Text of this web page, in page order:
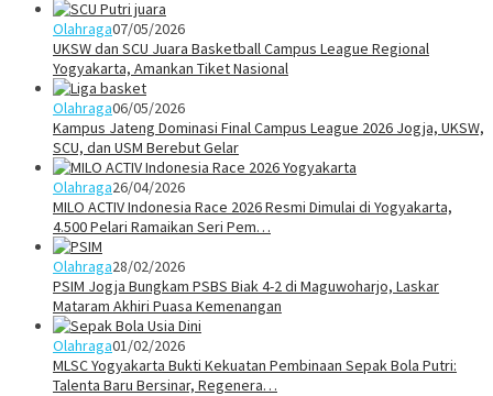
Olahraga07/05/2026
UKSW dan SCU Juara Basketball Campus League Regional
Yogyakarta, Amankan Tiket Nasional
Olahraga06/05/2026
Kampus Jateng Dominasi Final Campus League 2026 Jogja, UKSW,
SCU, dan USM Berebut Gelar
Olahraga26/04/2026
MILO ACTIV Indonesia Race 2026 Resmi Dimulai di Yogyakarta,
4.500 Pelari Ramaikan Seri Pem…
Olahraga28/02/2026
PSIM Jogja Bungkam PSBS Biak 4-2 di Maguwoharjo, Laskar
Mataram Akhiri Puasa Kemenangan
Olahraga01/02/2026
MLSC Yogyakarta Bukti Kekuatan Pembinaan Sepak Bola Putri:
Talenta Baru Bersinar, Regenera…